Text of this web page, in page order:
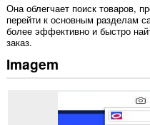
Она облегчает поиск товаров,
перейти к основным разделам
более эффективно и быстро
заказ.
Imagem